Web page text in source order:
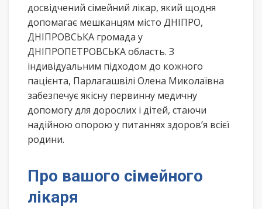
досвідчений сімейний лікар, який щодня
допомагає мешканцям місто ДНІПРО,
ДНІПРОВСЬКА громада у
ДНІПРОПЕТРОВСЬКА область. З
індивідуальним підходом до кожного
пацієнта, Парлагашвілі Олена Миколаївна
забезпечує якісну первинну медичну
допомогу для дорослих і дітей, стаючи
надійною опорою у питаннях здоров’я всієї
родини.
Про вашого сімейного
лікаря